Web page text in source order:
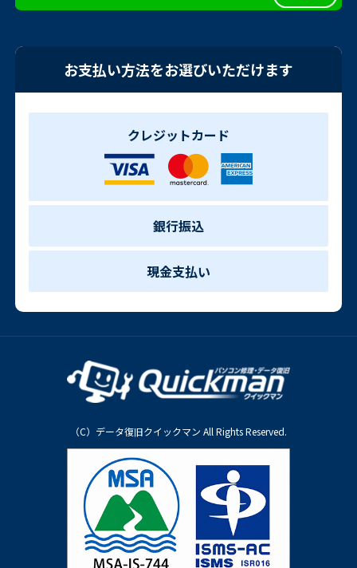
お支払い方法をお選びいただけます
クレジットカード
銀行振込
現金支払い
（C）データ復旧クイックマン All Rights Reserved.